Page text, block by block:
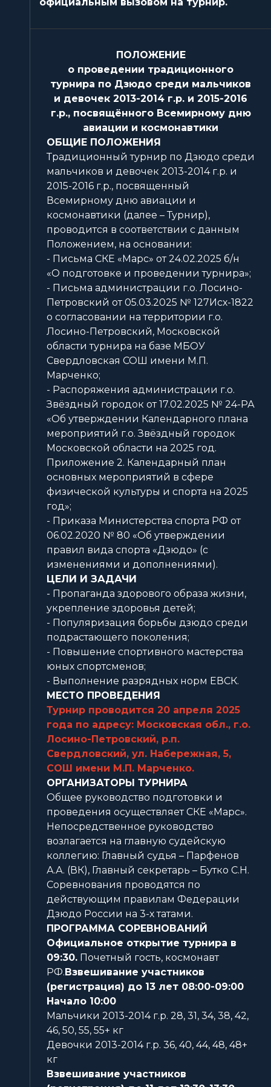
ПОЛОЖЕНИЕ
о проведении традиционного
турнира по Дзюдо среди мальчиков
и девочек 2013-2014 г.р. и 2015-2016
г.р., посвящённого Всемирному дню
авиации и космонавтики
ОБЩИЕ ПОЛОЖЕНИЯ
Традиционный турнир по Дзюдо среди
мальчиков и девочек 2013-2014 г.р. и
2015-2016 г.р., посвященный
Всемирному дню авиации и
космонавтики (далее – Турнир),
проводится в соответствии с данным
Положением, на основании:
- Письма СКЕ «Марс» от 24.02.2025 б/н
«О подготовке и проведении турнира»;
- Письма администрации г.о. Лосино-
Петровский от 05.03.2025 № 127Исх-1822
о согласовании на территории г.о.
Лосино-Петровский, Московской
области турнира на базе МБОУ
Свердловская СОШ имени М.П.
Марченко;
- Распоряжения администрации г.о.
Звёздный городок от 17.02.2025 № 24-РА
«Об утверждении Календарного плана
мероприятий г.о. Звёздный городок
Московской области на 2025 год.
Приложение 2. Календарный план
основных мероприятий в сфере
физической культуры и спорта на 2025
год»;
- Приказа Министерства спорта РФ от
06.02.2020 № 80 «Об утверждении
правил вида спорта «Дзюдо» (с
изменениями и дополнениями).
ЦЕЛИ И ЗАДАЧИ
- Пропаганда здорового образа жизни,
укрепление здоровья детей;
- Популяризация борьбы дзюдо среди
подрастающего поколения;
- Повышение спортивного мастерства
юных спортсменов;
- Выполнение разрядных норм ЕВСК.
МЕСТО ПРОВЕДЕНИЯ
Турнир проводится 20 апреля 2025
года по адресу: Московская обл., г.о.
Лосино-Петровский, р.п.
Свердловский, ул. Набережная, 5,
СОШ имени М.П. Марченко.
ОРГАНИЗАТОРЫ ТУРНИРА
Общее руководство подготовки и
проведения осуществляет СКЕ «Марс».
Непосредственное руководство
возлагается на главную судейскую
коллегию: Главный судья – Парфенов
А.А. (ВК), Главный секретарь – Бутко С.Н.
Соревнования проводятся по
действующим правилам Федерации
Дзюдо России на 3-х татами.
ПРОГРАММА СОРЕВНОВАНИЙ
Официальное открытие турнира в
09:30. Почетный гость, космонавт
РФ.Взвешивание участников
(регистрация) до 13 лет 08:00-09:00
Начало 10:00
Мальчики 2013-2014 г.р. 28, 31, 34, 38, 42,
46, 50, 55, 55+ кг
Девочки 2013-2014 г.р. 36, 40, 44, 48, 48+
кг
Взвешивание участников